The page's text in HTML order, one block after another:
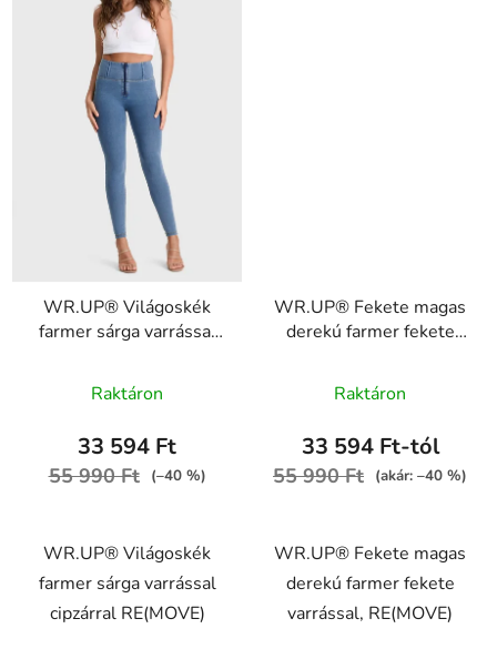
WR.UP® Világoskék
farmer sárga varrással
WRUP1HC002ORG,
J4Y
Raktáron
33 594 Ft
55 990 Ft (–40 %)
WR.UP® Világoskék
farmer sárga varrással
cipzárral RE(MOVE)
WR.UP® Fekete magas
derekú farmer fekete
WRUP1HC002ORG,
J7Ntermék
átlagos
értékelése
4,2
csillag.
Raktáron
33 594 Ft-tól
55 990 Ft (akár: –40 %)
WR.UP® Fekete magas
derekú farmer fekete
varrással, RE(MOVE)